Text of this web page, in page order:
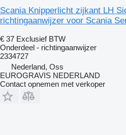
Scania Knipperlicht zijkant LH
richtingaanwijzer voor Scania
€ 37 Exclusief BTW
Onderdeel - richtingaanwijzer
2334727
Nederland, Oss
EUROGRAVIS NEDERLAND
Contact opnemen met verkoper